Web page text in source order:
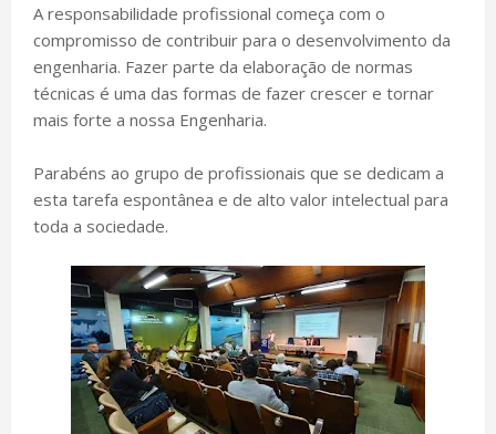
A responsabilidade profissional começa com o
compromisso de contribuir para o desenvolvimento da
engenharia. Fazer parte da elaboração de normas
técnicas é uma das formas de fazer crescer e tornar
mais forte a nossa Engenharia.
Parabéns ao grupo de profissionais que se dedicam a
esta tarefa espontânea e de alto valor intelectual para
toda a sociedade.